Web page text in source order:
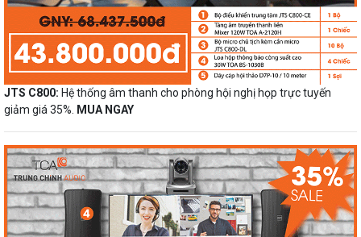
JTS C800: Hệ thống âm thanh cho phòng hội nghị họp trực tuyến
giảm giá 35%.
MUA NGAY